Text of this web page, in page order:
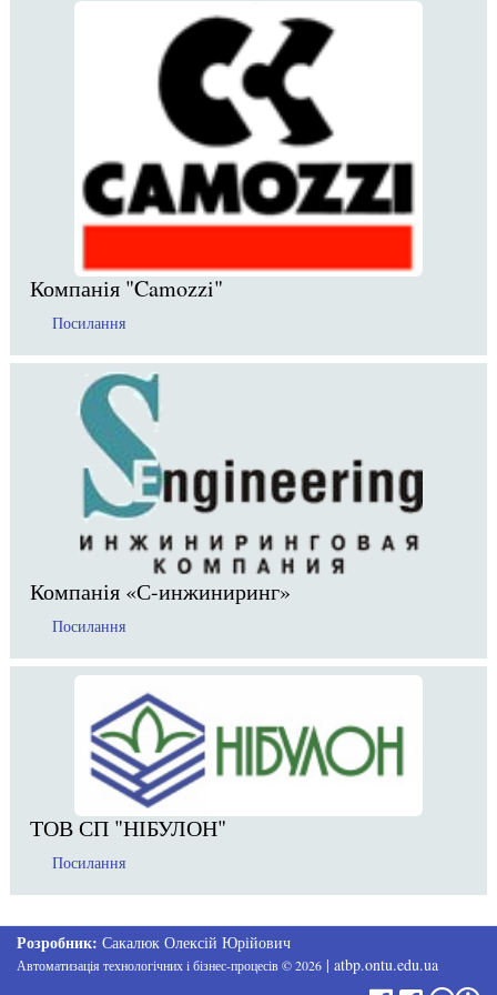
Компанія "Camozzi"
Посилання
Компанія «С-инжиниринг»
Посилання
ТОВ СП "НІБУЛОН"
Посилання
Розробник: Сакалюк Олексій Юрійович
Автоматизація технологічних i бізнес-процесів©2026 | atbp.ontu.edu.ua